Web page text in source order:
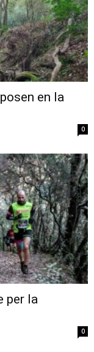
en la
0
per la
0